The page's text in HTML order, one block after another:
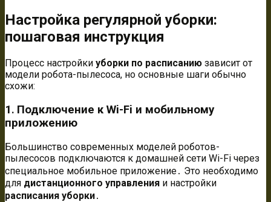
Настройка регулярной уборки:
пошаговая инструкция
Процесс настройки уборки по расписанию зависит от
модели робота-пылесоса, но основные шаги обычно
схожи:
1․ Подключение к Wi-Fi и мобильному
приложению
Большинство современных моделей роботов-
пылесосов подключаются к домашней сети Wi-Fi через
специальное мобильное приложение․ Это необходимо
для дистанционного управления и настройки
расписания уборки․